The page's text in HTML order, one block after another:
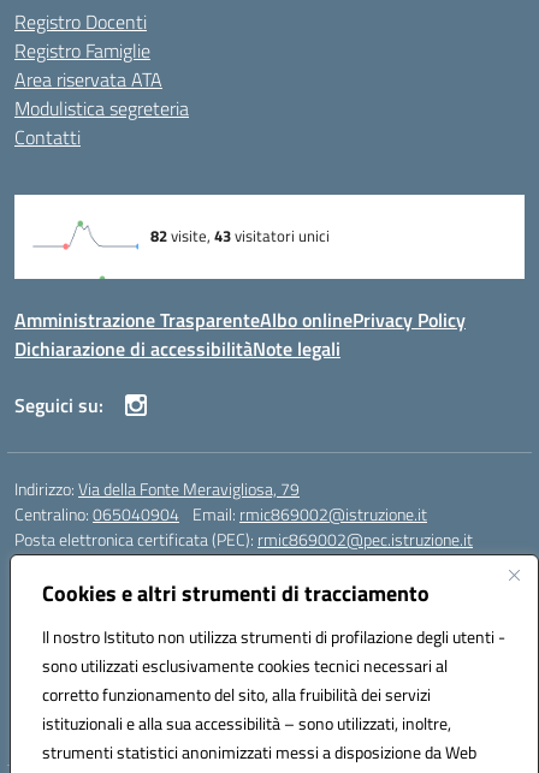
Cookies e altri strumenti di tracciamento
Il nostro Istituto non utilizza strumenti di profilazione degli utenti -
sono utilizzati esclusivamente cookies tecnici necessari al
corretto funzionamento del sito, alla fruibilità dei servizi
istituzionali e alla sua accessibilità – sono utilizzati, inoltre,
strumenti statistici anonimizzati messi a disposizione da Web
Registro Docenti
Registro Famiglie
Area riservata ATA
Modulistica segreteria
Contatti
Amministrazione TrasparenteAlbo onlinePrivacy Policy
Dichiarazione di accessibilitàNote legali
Seguici su:
Indirizzo:Via della Fonte Meravigliosa, 79
Centralino:065040904 Email: rmic869002@istruzione.it
Posta elettronica certificata (PEC): rmic869002@pec.istruzione.it
Codice fiscale: 97197090588
Codice meccanografico: RMIC869002
Codice Indice delle Pubbliche Amministrazioni (IPA): istsc_rmic869002
Codice unico di fatturazione (CUF): UFRHFP
Iban dell’Istituto comprensivo presso Banca Intesa San Paolo:
IT04 V030 6905 0201 0000 0046 393